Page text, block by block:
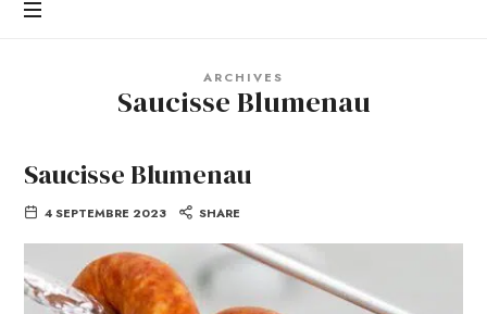
ARCHIVES
Saucisse Blumenau
Saucisse Blumenau
4 SEPTEMBRE 2023 SHARE